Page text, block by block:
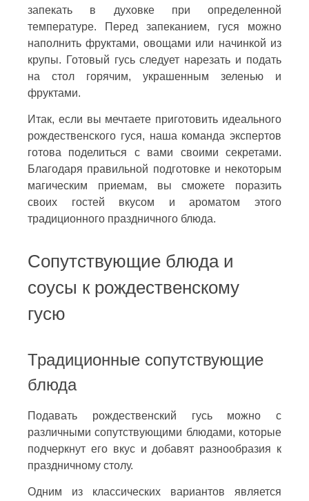
запекать в духовке при определенной
температуре. Перед запеканием, гуся можно
наполнить фруктами, овощами или начинкой из
крупы. Готовый гусь следует нарезать и подать
на стол горячим, украшенным зеленью и
фруктами.
Итак, если вы мечтаете приготовить идеального
рождественского гуся, наша команда экспертов
готова поделиться с вами своими секретами.
Благодаря правильной подготовке и некоторым
магическим приемам, вы сможете поразить
своих гостей вкусом и ароматом этого
традиционного праздничного блюда.
Сопутствующие блюда и
соусы к рождественскому
гусю
Традиционные сопутствующие
блюда
Подавать рождественский гусь можно с
различными сопутствующими блюдами, которые
подчеркнут его вкус и добавят разнообразия к
праздничному столу.
Одним из классических вариантов является